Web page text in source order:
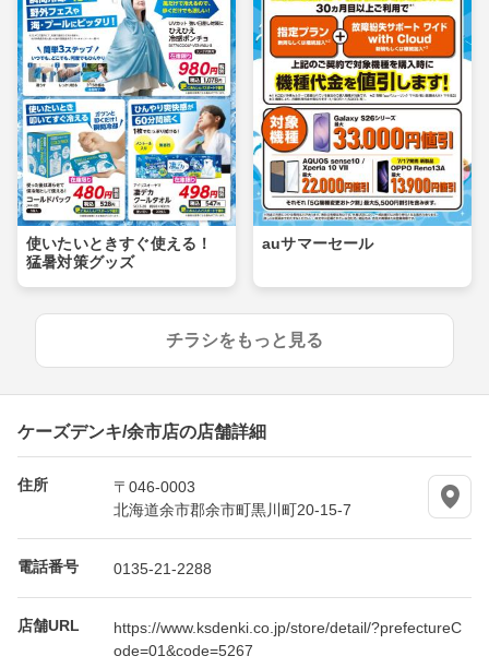
使いたいときすぐ使える！
猛暑対策グッズ
auサマーセール
チラシをもっと見る
ケーズデンキ/余市店の店舗詳細
住所
〒046-0003
北海道余市郡余市町黒川町20-15-7
電話番号 0135-21-2288
店舗URL
https://www.ksdenki.co.jp/store/detail/?prefectureC
ode=01&code=5267